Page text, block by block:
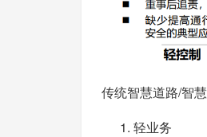
传统智慧道路/智
轻业务